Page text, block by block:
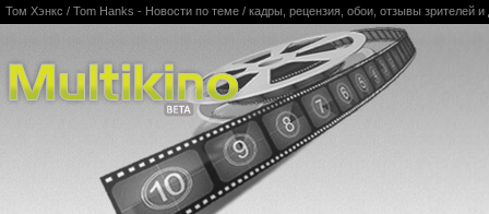
Multikino
Том Хэнкс / Tom Hanks - Новости по теме / кадры, рецензия, обои, отзывы зрителей и